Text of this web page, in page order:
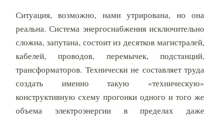
Ситуация, возможно, нами утрирована, но она
реальна. Система энергоснабжения исключительно
сложна, запутана, состоит из десятков магистралей,
кабелей, проводов, перемычек, подстанций,
трансформаторов. Технически не составляет труда
создать именно такую «техническую»
конструктивную схему прогонки одного и того же
объема электроэнергии в пределах даже